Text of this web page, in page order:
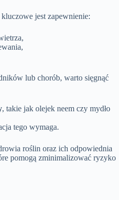
jest zapewnienie:
lub chorób, warto sięgnąć
, takie jak olejek neem czy mydło
tego wymaga.
roślin oraz ich odpowiednia
pomogą zminimalizować ryzyko